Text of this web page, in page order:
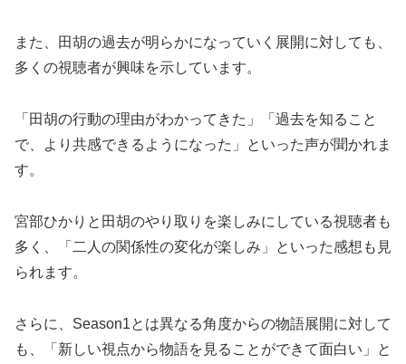
また、田胡の過去が明らかになっていく展開に対しても、
多くの視聴者が興味を示しています。
「田胡の行動の理由がわかってきた」「過去を知ること
で、より共感できるようになった」といった声が聞かれま
す。
宮部ひかりと田胡のやり取りを楽しみにしている視聴者も
多く、「二人の関係性の変化が楽しみ」といった感想も見
られます。
さらに、Season1とは異なる角度からの物語展開に対して
も、「新しい視点から物語を見ることができて面白い」と